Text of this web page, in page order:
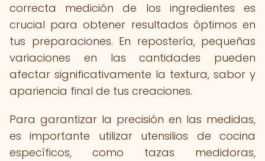
correcta medición de los ingredientes es
crucial para obtener resultados óptimos en
tus preparaciones. En repostería, pequeñas
variaciones en las cantidades pueden
afectar significativamente la textura, sabor y
apariencia final de tus creaciones.
Para garantizar la precisión en las medidas,
es importante utilizar utensilios de cocina
específicos, como tazas medidoras,